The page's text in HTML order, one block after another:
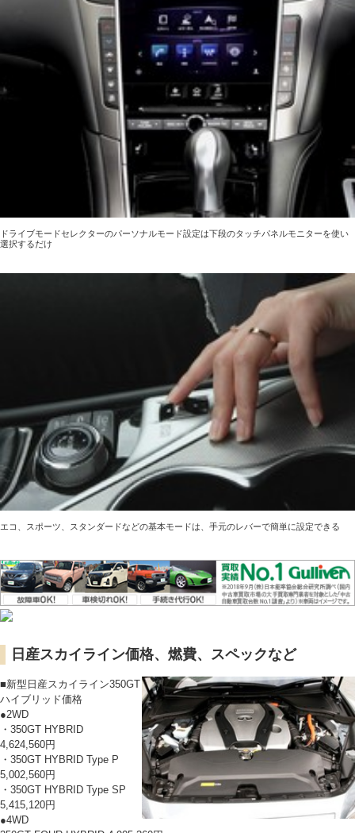
ドライブモードセレクターのパーソナルモード設定は下段のタッチパネルモニターを使い
選択するだけ
エコ、スポーツ、スタンダードなどの基本モードは、手元のレバーで簡単に設定できる
日産スカイライン価格、燃費、スペックなど
■新型日産スカイライン350GT
ハイブリッド価格
●2WD
・350GT HYBRID
4,624,560円
・350GT HYBRID Type P
5,002,560円
・350GT HYBRID Type SP
5,415,120円
●4WD